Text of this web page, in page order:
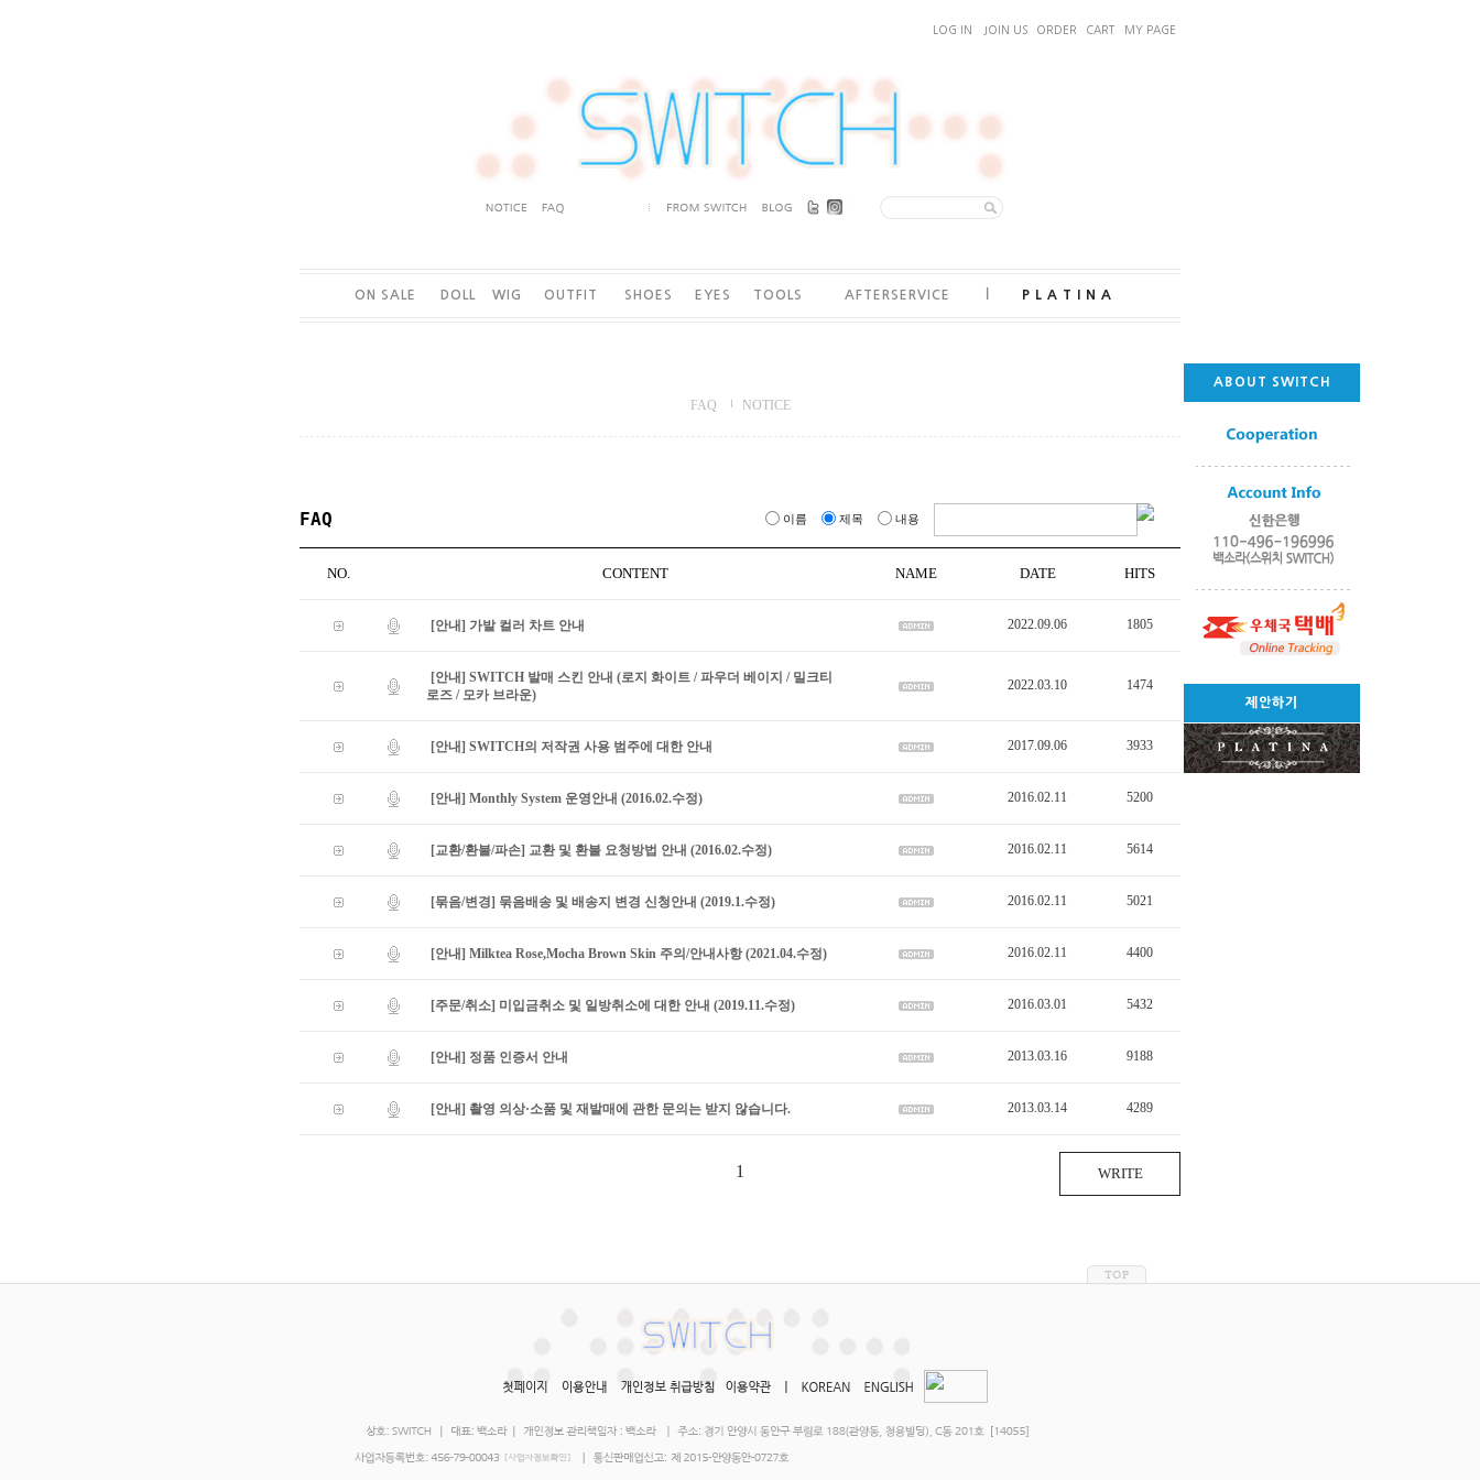
LOG IN JOIN US ORDER CART MY PAGE
ON SALE DOLL WIG OUTFIT SHOES EYES TOOLS AFTERSERVICE PLATINA
FAQ NOTICE
FAQ 이름 제목 내용
NO. CONTENT NAME DATE HITS
[안내] 가발 컬러 차트 안내 2022.09.06 1805
[안내] SWITCH 발매 스킨 안내 (로지 화이트 / 파우더 베이지 / 밀크티
로즈 / 모카 브라운)
2022.03.10 1474
[안내] SWITCH의 저작권 사용 범주에 대한 안내 2017.09.06 3933
[안내] Monthly System 운영안내 (2016.02.수정) 2016.02.11 5200
[교환/환불/파손] 교환 및 환불 요청방법 안내 (2016.02.수정) 2016.02.11 5614
[묶음/변경] 묶음배송 및 배송지 변경 신청안내 (2019.1.수정) 2016.02.11 5021
[안내] Milktea Rose,Mocha Brown Skin 주의/안내사항 (2021.04.수정) 2016.02.11 4400
[주문/취소] 미입금취소 및 일방취소에 대한 안내 (2019.11.수정) 2016.03.01 5432
[안내] 정품 인증서 안내 2013.03.16 9188
[안내] 촬영 의상·소품 및 재발매에 관한 문의는 받지 않습니다. 2013.03.14 4289
WRITE
1
ABOUT SWITCH
제안하기